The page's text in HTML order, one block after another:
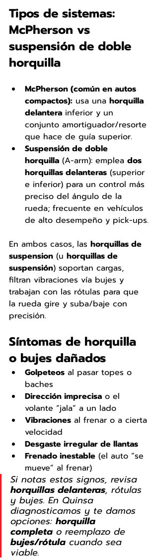
Tipos de sistemas:
McPherson vs
suspensión de doble
horquilla
McPherson (común en autos
compactos): usa una horquilla
delantera inferior y un
conjunto amortiguador/resorte
que hace de guía superior.
Suspensión de doble
horquilla (A-arm): emplea dos
horquillas delanteras (superior
e inferior) para un control más
preciso del ángulo de la
rueda; frecuente en vehículos
de alto desempeño y pick-ups.
En ambos casos, las horquillas de
suspension (u horquillas de
suspensión) soportan cargas,
filtran vibraciones vía bujes y
trabajan con las rótulas para que
la rueda gire y suba/baje con
precisión.
Síntomas de horquilla
o bujes dañados
Golpeteos al pasar topes o
baches
Dirección imprecisa o el
volante “jala” a un lado
Vibraciones al frenar o a cierta
velocidad
Desgaste irregular de llantas
Frenado inestable (el auto “se
mueve” al frenar)
Si notas estos signos, revisa
horquillas delanteras, rótulas
y bujes. En Quinsa
diagnosticamos y te damos
opciones: horquilla
completa o reemplazo de
bujes/rótula cuando sea
viable.